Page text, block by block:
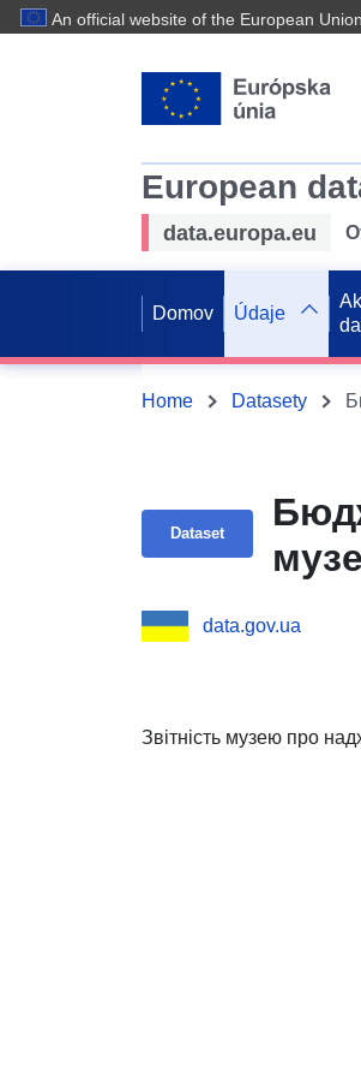
An official website of the European Union
European
data.europa.eu
Domov Údaje
Home Datasety
Dataset
data.gov.ua
Звітність музею про